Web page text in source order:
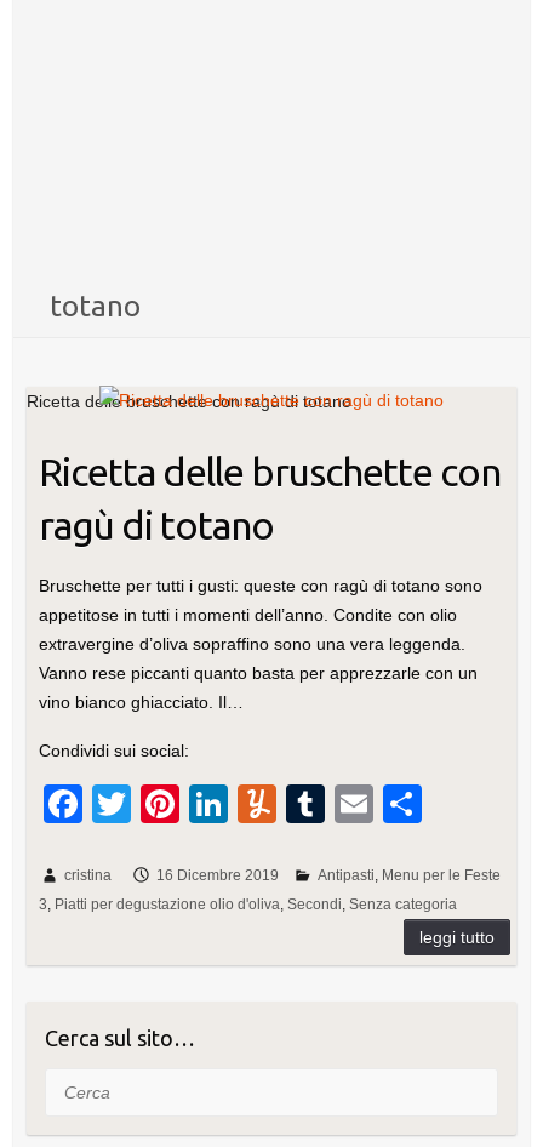
totano
Ricetta delle bruschette con ragù di totano
Ricetta delle bruschette con
ragù di totano
Bruschette per tutti i gusti: queste con ragù di totano sono
appetitose in tutti i momenti dell’anno. Condite con olio
extravergine d’oliva sopraffino sono una vera leggenda.
Vanno rese piccanti quanto basta per apprezzarle con un
vino bianco ghiacciato. Il…
Condividi sui social:
F
c
e
b
o
T
tt
er
Pi
er
e
st
Li
k
e
dI
Y
m
m
ly
T
m
bl
r
E
ail n
di
vi
cristina 16 Dicembre 2019 Antipasti
Menu per le Feste
3
Piatti per degustazione olio d'oliva Secondi Senza categoria
Cerca sul sito…
Cerca